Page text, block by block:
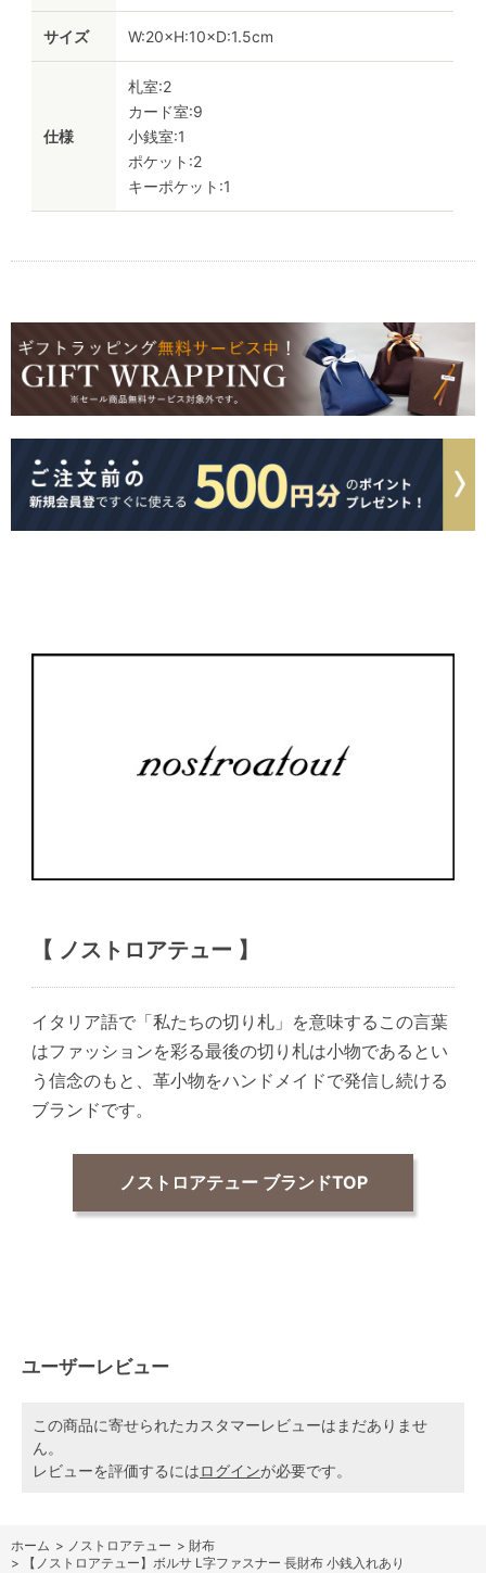
サイズ W:20×H:10×D:1.5cm
仕様
札室:2
カード室:9
小銭室:1
ポケット:2
キーポケット:1
【 ノストロアテュー 】
イタリア語で「私たちの切り札」を意味するこの言葉
はファッションを彩る最後の切り札は小物であるとい
う信念のもと、革小物をハンドメイドで発信し続ける
ブランドです。
ノストロアテュー ブランドTOP
ユーザーレビュー
この商品に寄せられたカスタマーレビューはまだありませ
ん。
レビューを評価するにはログインが必要です。
ホーム > ノストロアテュー > 財布
>
【ノストロアテュー】ボルサ L字ファスナー 長財布 小銭入れあり